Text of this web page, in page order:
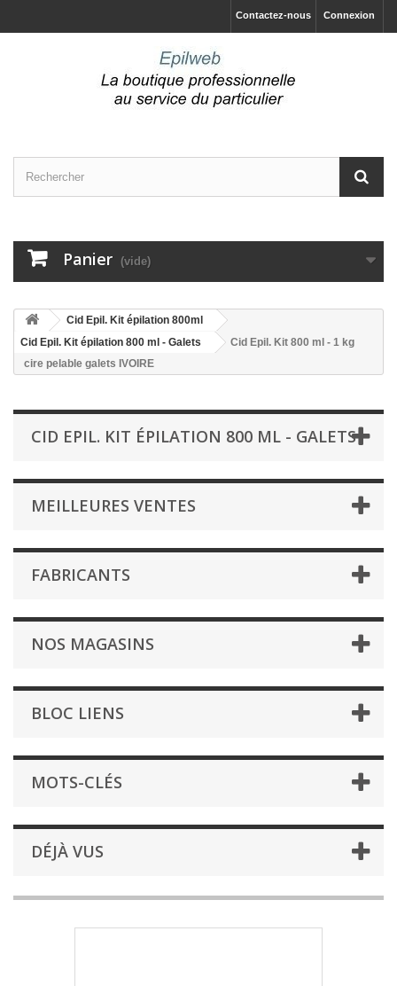
Connexion
Contactez-nous
Panier (vide)
Cid Epil. Kit épilation 800ml
Cid Epil. Kit épilation 800 ml - Galets
Cid Epil. Kit 800 ml - 1 kg
cire pelable galets IVOIRE
CID EPIL. KIT ÉPILATION 800 ML - GALETS
MEILLEURES VENTES
FABRICANTS
NOS MAGASINS
BLOC LIENS
MOTS-CLÉS
DÉJÀ VUS